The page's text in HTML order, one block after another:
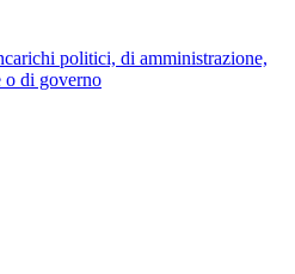
politici, di amministrazione,
o di governo